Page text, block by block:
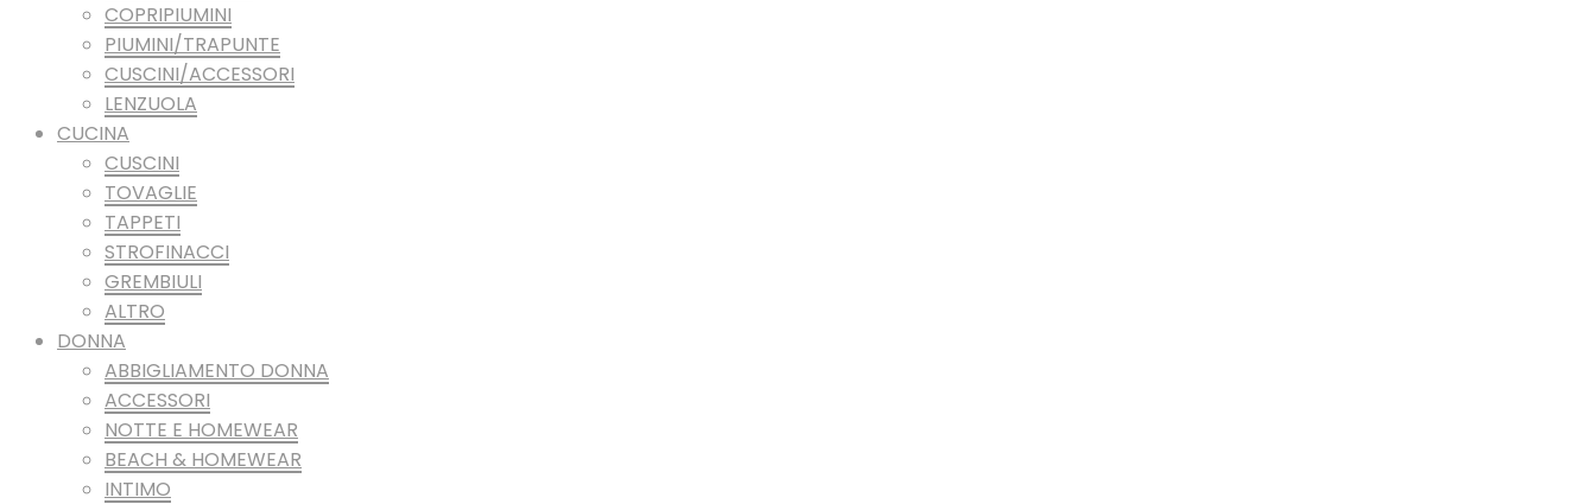
COPRIPIUMINI
PIUMINI/TRAPUNTE
CUSCINI/ACCESSORI
LENZUOLA
CUCINA
CUSCINI
TOVAGLIE
TAPPETI
STROFINACCI
GREMBIULI
ALTRO
DONNA
ABBIGLIAMENTO DONNA
ACCESSORI
NOTTE E HOMEWEAR
BEACH & HOMEWEAR
INTIMO